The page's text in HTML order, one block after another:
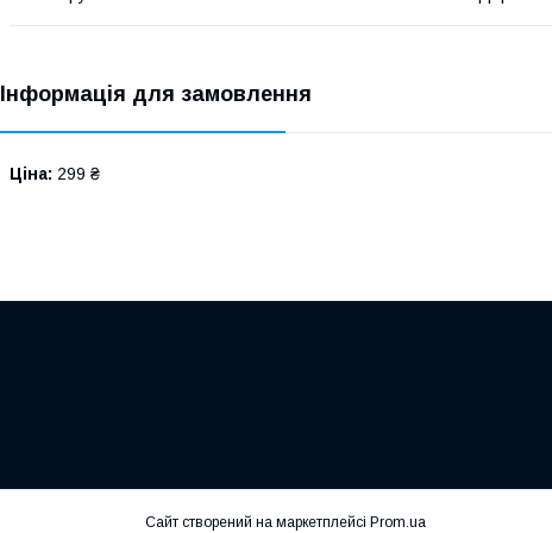
Інформація для замовлення
Ціна: 299 ₴
Сайт створений на маркетплейсі Prom.ua